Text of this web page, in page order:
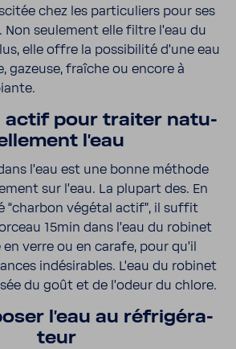
chez les parti­cu­liers pour ses
seule­ment elle filtre l’eau du
elle offre la possi­bi­lité d’une eau
gazeuse, fraîche ou encore à
actif pour traiter natu­
l’eau
l’eau est une bonne méthode
sur l’eau. La plupart des. En
“charbon végétal actif”, il suffit
15min dans l’eau du robinet
verre ou en carafe, pour qu’il
indé­si­rables. L’eau du robinet
du goût et de l’odeur du chlore.
l’eau au réfri­gé­ra­
teur